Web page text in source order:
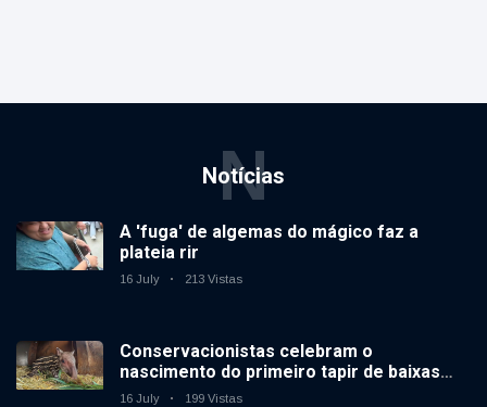
Notícias
N
A 'fuga' de algemas do mágico faz a
plateia rir
16 July 213 Vistas
Conservacionistas celebram o
nascimento do primeiro tapir de baixas
terras no zoológico do Reino Unido em 14
16 July 199 Vistas